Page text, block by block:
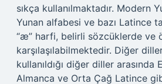
sıkça kullanılmaktadır. Modern
Yunan alfabesi ve bazı Latince
“æ” harfi, belirli sözcüklerde ve
karşılaşılabilmektedir. Diğer
kullanıldığı diğer diller
Almanca ve Orta Çağ Latince